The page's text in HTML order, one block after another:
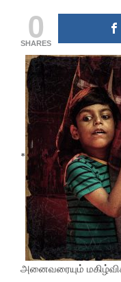
0
SHARES
*
அனைவரையும்